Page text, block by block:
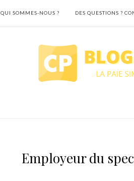
QUI SOMMES-NOUS ? DES QUESTIONS ?
Employeur du